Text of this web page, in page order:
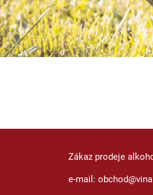
Zákaz prodeje
e-mail: